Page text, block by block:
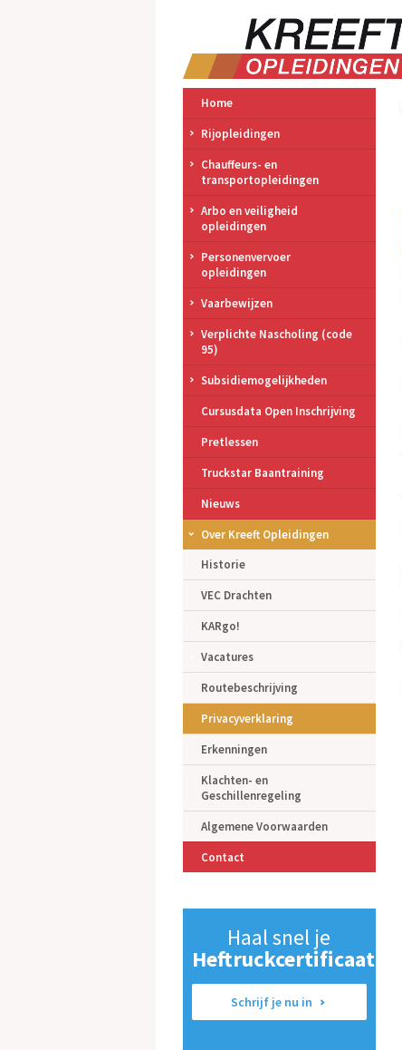
Home
Rijopleidingen
Chauffeurs- en
transportopleidingen
Arbo en veiligheid
opleidingen
Personenvervoer
opleidingen
Vaarbewijzen
Verplichte Nascholing (code
95)
Subsidiemogelijkheden
Cursusdata Open Inschrijving
Pretlessen
Truckstar Baantraining
Nieuws
Over Kreeft Opleidingen
Historie
VEC Drachten
KARgo!
Vacatures
Routebeschrijving
Privacyverklaring
Erkenningen
Klachten- en
Geschillenregeling
Algemene Voorwaarden
Contact
Haal snel je
Heftruckcertificaat
Schrijf je nu in